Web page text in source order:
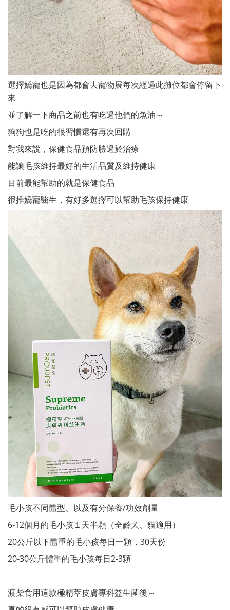
選擇嬌寵也是因為都會去寵物展每次經過此攤位都會停留下
來
並了解一下商品之前也有吃過他們的魚油～
狗狗也是吃的很習慣還有再次回購
對我來說，保健食品預防勝過於治療
能讓毛孩維持最好的生活品質及維持健康
目前最能幫助的就是保健食品
很推嬌寵醫生，有好多選擇可以幫助毛孩保持健康
毛小孩不同體型、以及有分保養/功效劑量
6-12個月的毛小孩１天半顆（全齡犬、貓適用）
20公斤以下體重的毛小孩每日一顆，30天份
20-30公斤體重的毛小孩每日2-3顆
渡柴食用這款極精萃皮膚專科益生菌後～